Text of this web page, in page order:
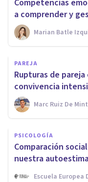
Competencias
a comprender y
Marian Batle
PAREJA
Rupturas de
convivencia
Marc Ruiz De
PSICOLOGÍA
Comparación
nuestra
Escuela Europea